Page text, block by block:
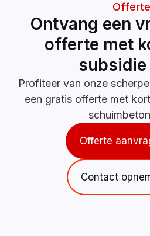
Offerte
Ontvang een
offerte met
subsidie
Profiteer van onze
een gratis offerte met
Offerte
Contact